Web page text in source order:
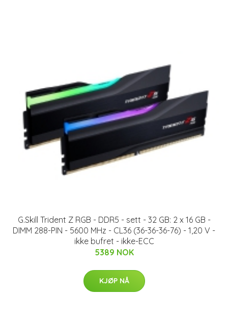
G.Skill Trident Z RGB - DDR5 - sett - 32 GB: 2 x 16 GB -
DIMM 288-PIN - 5600 MHz - CL36 (36-36-36-76) - 1,20 V -
ikke bufret - ikke-ECC
5389 NOK
KJØP NÅ